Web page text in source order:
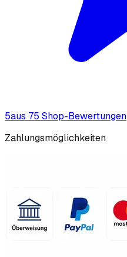
5aus 75 Shop-Bewertungen
Zahlungsmöglichkeiten